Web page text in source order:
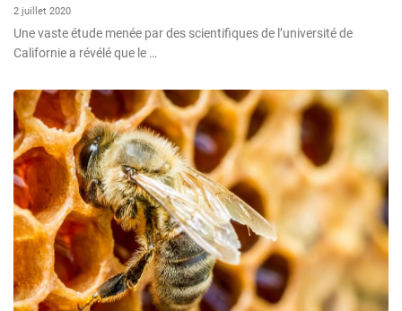
2 juillet 2020
Une vaste étude menée par des scientifiques de l’université de
Californie a révélé que le …